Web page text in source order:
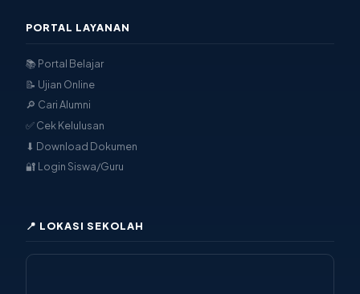
PORTAL LAYANAN
📚 Portal Belajar
📝 Ujian Online
🔎 Cari Alumni
✅ Cek Kelulusan
⬇ Download Dokumen
🔐 Login Siswa/Guru
📍 LOKASI SEKOLAH